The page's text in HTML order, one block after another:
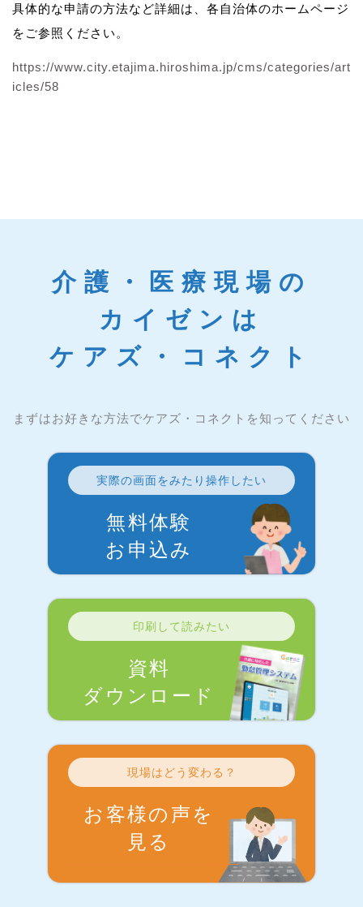
具体的な申請の方法など詳細は、各自治体のホームページ
をご参照ください。
https://www.city.etajima.hiroshima.jp/cms/categories/art
icles/58
介護・医療現場の
カイゼンは
ケアズ・コネクト
まずはお好きな方法でケアズ・コネクトを知ってください
実際の画面をみたり操作したい
無料体験
お申込み
印刷して読みたい
資料
ダウンロード
現場はどう変わる？
お客様の声を
見る